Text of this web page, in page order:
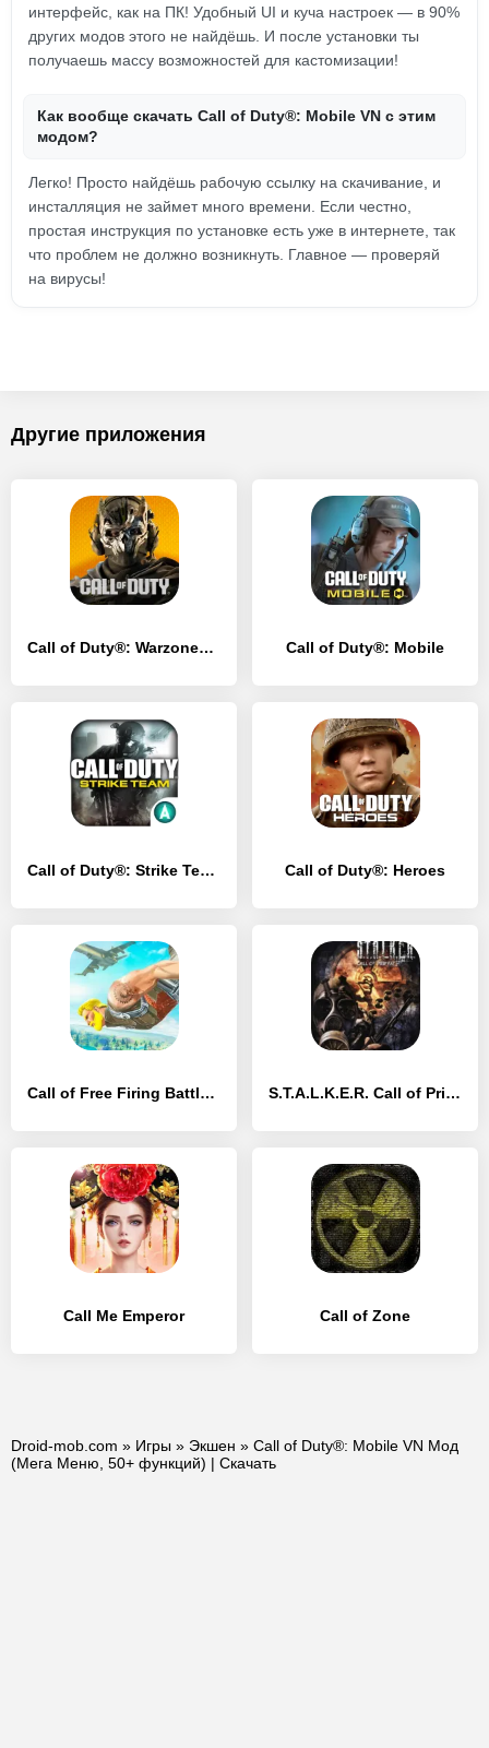
интерфейс, как на ПК! Удобный UI и куча настроек — в 90%
других модов этого не найдёшь. И после установки ты
получаешь массу возможностей для кастомизации!
Как вообще скачать Call of Duty®: Mobile VN с этим
модом?
Легко! Просто найдёшь рабочую ссылку на скачивание, и
инсталляция не займет много времени. Если честно,
простая инструкция по установке есть уже в интернете, так
что проблем не должно возникнуть. Главное — проверяй
на вирусы!
Другие приложения
Call of Duty®: Warzone™ Mobile Call of Duty®: Mobile
Call of Duty®: Strike Team Call of Duty®: Heroes
Call of Free Firing Battle Royale S.T.A.L.K.E.R. Call of Pripyat
Call Me Emperor Call of Zone
Droid-mob.com » Игры » Экшен » Call of Duty®: Mobile VN Мод
(Мега Меню, 50+ функций) | Скачать